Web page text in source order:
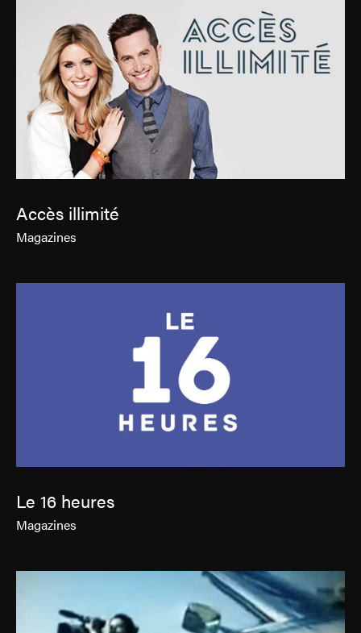
Accès illimité
Magazines
Le 16 heures
Magazines